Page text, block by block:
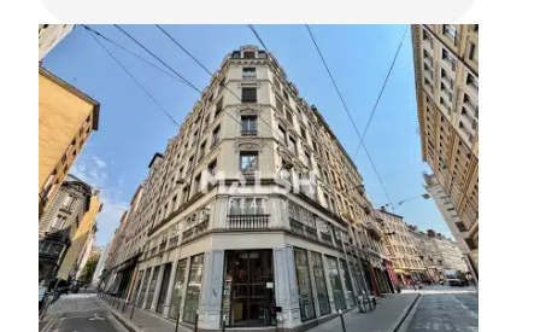
Bus Lignes 151 et 152 Autoroute A6 à 5min, D306 à
1 min SNCF Gare de Villefranche-sur-Saône à 4
min